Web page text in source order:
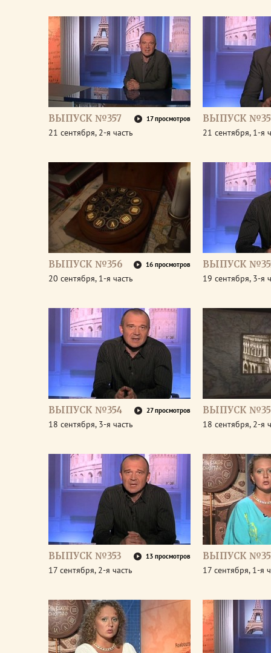
ВЫПУСК №357 17 просмотров
21 сентября, 2-я часть
ВЫПУСК
21 сентября, 1-я
ВЫПУСК №356 16 просмотров
20 сентября, 1-я часть
ВЫПУСК
19 сентября, 3-я
ВЫПУСК №354 27 просмотров
18 сентября, 3-я часть
ВЫПУСК
18 сентября, 2-я
ВЫПУСК №353 13 просмотров
17 сентября, 2-я часть
ВЫПУСК
17 сентября, 1-я